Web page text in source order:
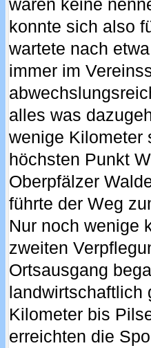
waren keine
konnte sich also
wartete nach
immer im
alles was
wenige Kilometer
höchsten Punkt
Oberpfälzer
führte der Weg
Nur noch wenige
zweiten
Ortsausgang
landwirtschaftlich
Kilometer bis
erreichten die